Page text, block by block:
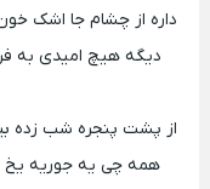
داره از چشام جا اشک
ديگه هيچ اميدی به
از پشت پنجره شب زده
همه چی یه جوریه یخ